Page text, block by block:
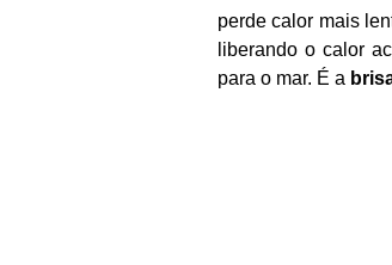
perde calor mais
liberando o calor
para o mar. É a